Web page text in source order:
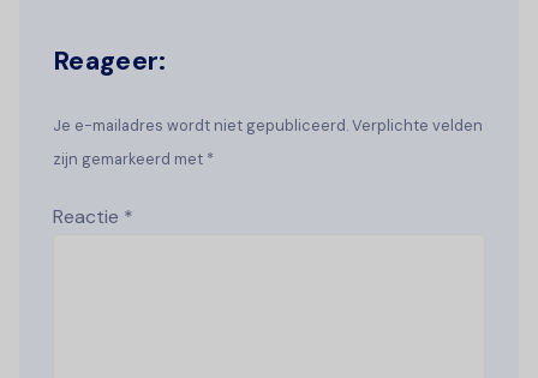
Reageer:
Je e-mailadres wordt niet gepubliceerd. Verplichte velden
zijn gemarkeerd met *
Reactie *